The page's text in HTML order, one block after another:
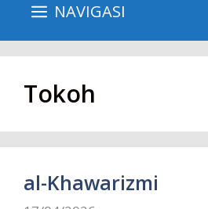
NAVIGASI
Tokoh
al-Khawarizmi